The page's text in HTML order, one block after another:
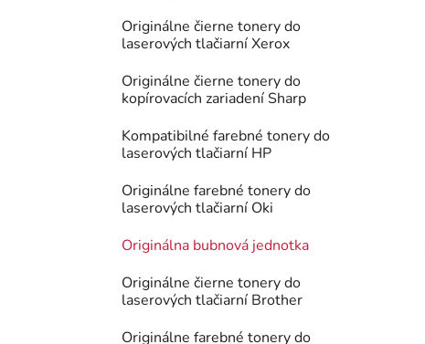
Originálne čierne tonery do
laserových tlačiarní Xerox
Originálne čierne tonery do
kopírovacích zariadení Sharp
Kompatibilné farebné tonery do
laserových tlačiarní HP
Originálne farebné tonery do
laserových tlačiarní Oki
Originálna bubnová jednotka
Originálne čierne tonery do
laserových tlačiarní Brother
Originálne farebné tonery do